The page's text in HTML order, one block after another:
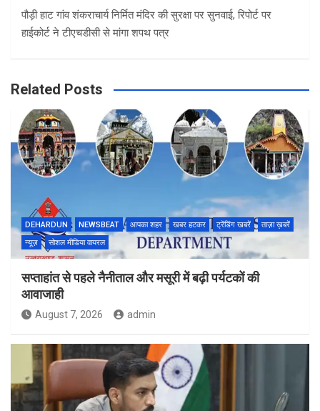
पौड़ी हाट गांव शंकराचार्य निर्मित मंदिर की सुरक्षा पर सुनवाई, रिपोर्ट पर
हाईकोर्ट ने टीएचडीसी से मांगा शपथ पत्र
Related Posts
DEHARDUN NEWSBEAT आपका शहर खबर हटकर ट्रेंडिंग खबरें
ताज़ा ख़बरें
न्यूज़
सोशल मीडिया वायरल
सप्ताहांत से पहले नैनीताल और मसूरी में बढ़ी पर्यटकों की
आवाजाही
August 7, 2026 admin